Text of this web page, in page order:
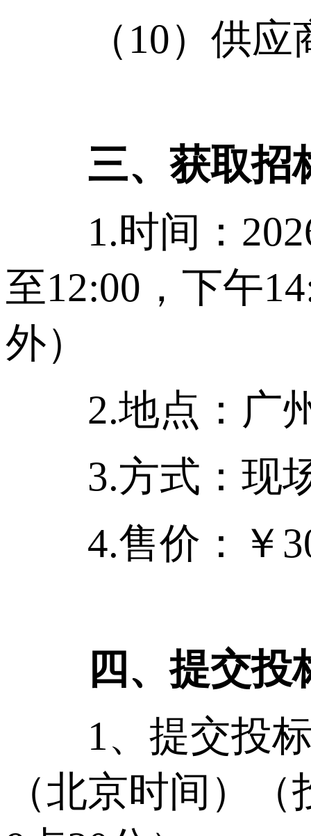
（10）供应
三、获取招
1.时间：
至12:00，下午
外）
2.地点：广州
3.方式：现场
4.售价：￥
四、提交
1、提交投标
（北京时间）